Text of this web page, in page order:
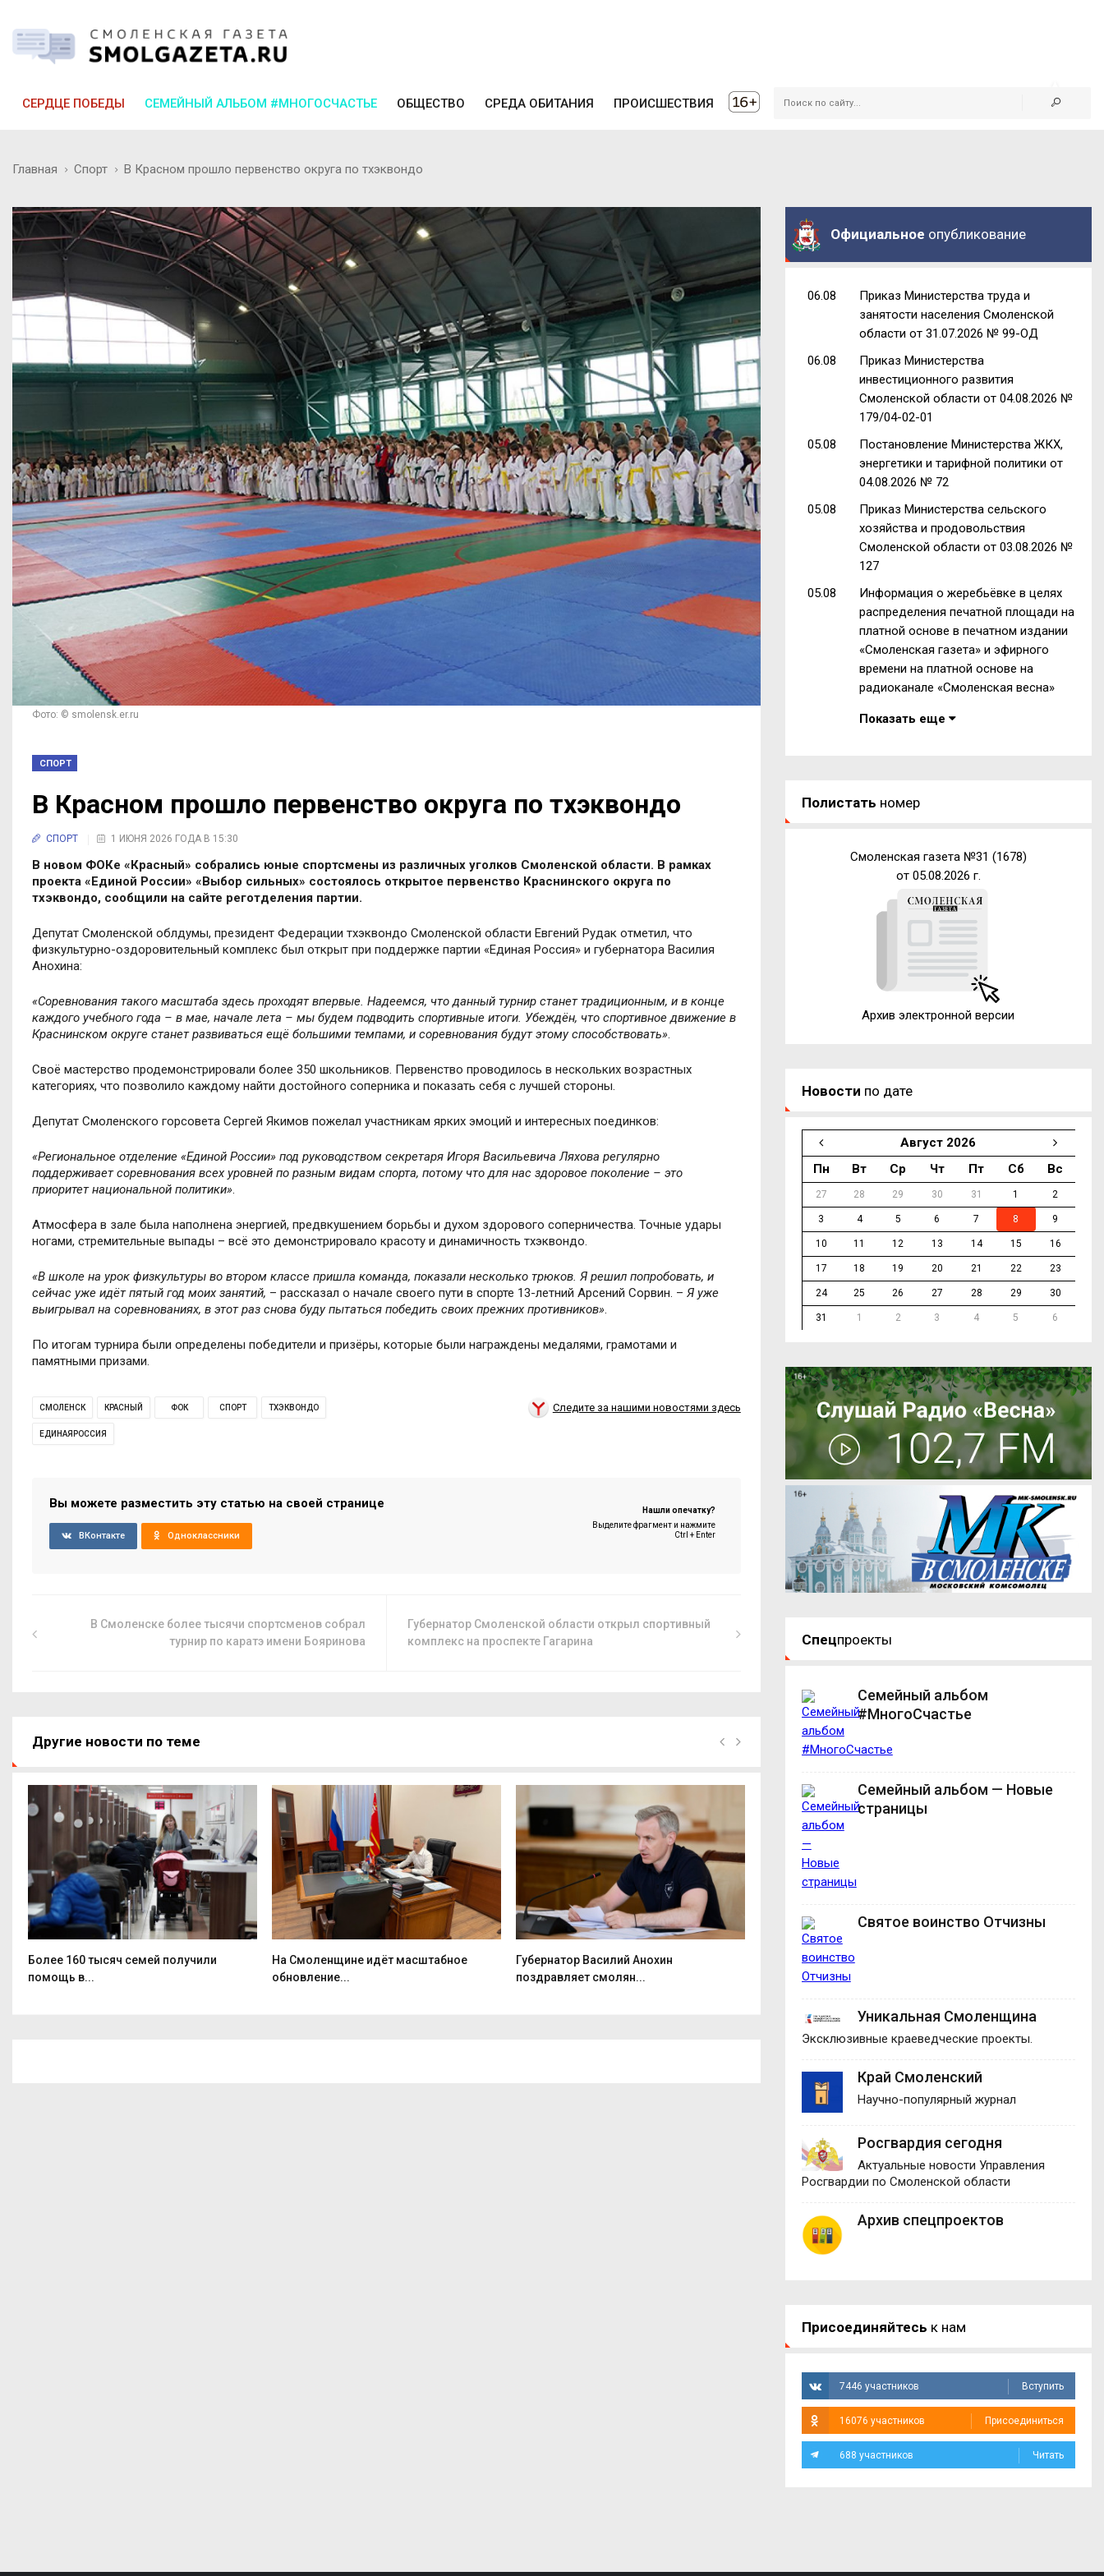
СЕРДЦЕ ПОБЕДЫ СЕМЕЙНЫЙ АЛЬБОМ #МНОГОСЧАСТЬЕ ОБЩЕСТВО СРЕДА ОБИТАНИЯ ПРОИСШЕСТВИЯ
Главная Спорт В Красном прошло первенство округа по тхэквондо
Фото: © smolensk.er.ru
СПОРТ
В Красном прошло первенство округа по тхэквондо
СПОРТ 1 ИЮНЯ 2026 ГОДА В 15:30
В новом ФОКе «Красный» собрались юные спортсмены из различных уголков Смоленской области. В рамках
проекта «Единой России» «Выбор сильных» состоялось открытое первенство Краснинского округа по
тхэквондо, сообщили на сайте реготделения партии.
Депутат Смоленской облдумы, президент Федерации тхэквондо Смоленской области Евгений Рудак отметил, что
физкультурно-оздоровительный комплекс был открыт при поддержке партии «Единая Россия» и губернатора Василия
Анохина:
«Соревнования такого масштаба здесь проходят впервые. Надеемся, что данный турнир станет традиционным, и в конце
каждого учебного года – в мае, начале лета – мы будем подводить спортивные итоги. Убеждён, что спортивное движение в
Краснинском округе станет развиваться ещё большими темпами, и соревнования будут этому способствовать».
Своё мастерство продемонстрировали более 350 школьников. Первенство проводилось в нескольких возрастных
категориях, что позволило каждому найти достойного соперника и показать себя с лучшей стороны.
Депутат Смоленского горсовета Сергей Якимов пожелал участникам ярких эмоций и интересных поединков:
«Региональное отделение «Единой России» под руководством секретаря Игоря Васильевича Ляхова регулярно
поддерживает соревнования всех уровней по разным видам спорта, потому что для нас здоровое поколение – это
приоритет национальной политики».
Атмосфера в зале была наполнена энергией, предвкушением борьбы и духом здорового соперничества. Точные удары
ногами, стремительные выпады – всё это демонстрировало красоту и динамичность тхэквондо.
«В школе на урок физкультуры во втором классе пришла команда, показали несколько трюков. Я решил попробовать, и
сейчас уже идёт пятый год моих занятий, – рассказал о начале своего пути в спорте 13-летний Арсений Сорвин. – Я уже
выигрывал на соревнованиях, в этот раз снова буду пытаться победить своих прежних противников».
По итогам турнира были определены победители и призёры, которые были награждены медалями, грамотами и
памятными призами.
СМОЛЕНСК КРАСНЫЙ ФОК СПОРТ ТХЭКВОНДО
ЕДИНАЯРОССИЯ
Следите за нашими новостями здесь
Вы можете разместить эту статью на своей странице
ВКонтакте Одноклассники
Нашли опечатку?
Выделите фрагмент и нажмите
Ctrl + Enter
В Смоленске более тысячи спортсменов собрал
турнир по каратэ имени Бояринова
Губернатор Смоленской области открыл спортивный
комплекс на проспекте Гагарина
Другие новости по теме
Более 160 тысяч семей получили
помощь в...
На Смоленщине идёт масштабное
обновление...
Губернатор Василий Анохин
поздравляет смолян...
Улица Ленина стала удобнее и
безопаснее для...
Официальное опубликование
06.08
Приказ Министерства труда и
занятости населения Смоленской
области от 31.07.2026 № 99-ОД
06.08
Приказ Министерства
инвестиционного развития
Смоленской области от 04.08.2026 №
179/04-02-01
05.08
Постановление Министерства ЖКХ,
энергетики и тарифной политики от
04.08.2026 № 72
05.08
Приказ Министерства сельского
хозяйства и продовольствия
Смоленской области от 03.08.2026 №
127
05.08
Информация о жеребьёвке в целях
распределения печатной площади на
платной основе в печатном издании
«Смоленская газета» и эфирного
времени на платной основе на
радиоканале «Смоленская весна»
Показать еще
Полистать номер
Смоленская газета №31 (1678)
от 05.08.2026 г.
Архив электронной версии
Новости по дате
Август 2026
Пн
Вт Ср Чт Пт Сб Вс
27 28 29 30 31 1 2
3 4 5 6 7 8 9
10 11 12 13 14 15 16
17 18 19 20 21 22 23
24 25 26 27 28 29 30
31 1 2 3 4 5 6
Спецпроекты
Семейный альбом
#МногоСчастье
Семейный альбом — Новые
страницы
Святое воинство Отчизны
Уникальная Смоленщина
Эксклюзивные краеведческие проекты.
Край Смоленский
Научно-популярный журнал
Росгвардия сегодня
Актуальные новости Управления
Росгвардии по Смоленской области
Архив спецпроектов
Присоединяйтесь к нам
7446 участников Вступить
16076 участников Присоединиться
688 участников Читать